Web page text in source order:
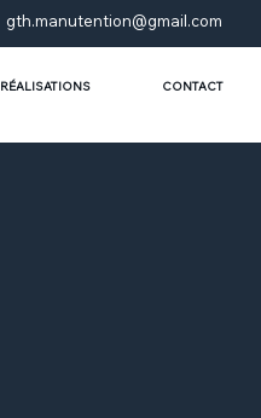
gth.manutention@gmail.com
RÉALISATIONS CONTACT